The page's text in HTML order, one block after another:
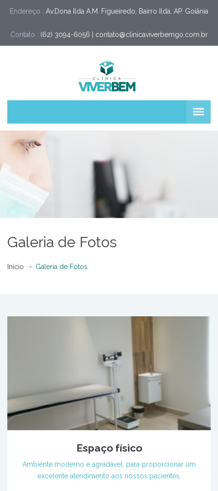
Endereço : Av.Dona Ilda A.M. Figueiredo, Bairro Ilda, AP. Goiânia
Contato : (62) 3094-6056 | contato@clinicaviverbemgo.com.br
Galeria de Fotos
Início Galeria de Fotos
Espaço físico
Ambiente moderno e agradável, para proporcionar um
excelente atendimento aos nossos pacientes.